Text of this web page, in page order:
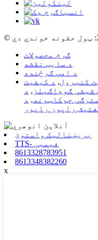
ګرم محصولات
د سایټ نقشه
د امپ ګرځنده
کنټرول, د کیفیت
شیشې ګوډاګیلز , د
چوکاټونه , د AQL 1.0 د نمونې وړ
راپور راپور
بریښنالیک واستوئ
TTS- فیمبی
8613328783951
8613348382260
x